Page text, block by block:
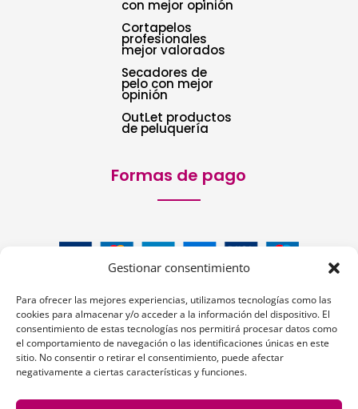
Gestionar consentimiento
Para ofrecer las mejores experiencias, utilizamos tecnologías como las
cookies para almacenar y/o acceder a la información del dispositivo. El
consentimiento de estas tecnologías nos permitirá procesar datos como
el comportamiento de navegación o las identificaciones únicas en este
sitio. No consentir o retirar el consentimiento, puede afectar
negativamente a ciertas características y funciones.
con mejor opinión
Cortapelos
profesionales
mejor valorados
Secadores de
pelo con mejor
opinión
OutLet productos
de peluquería
Formas de pago
Siguenos: